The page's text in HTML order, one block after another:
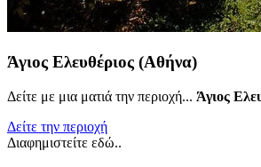
Άγιος Ελευθέριος (Αθήνα)
Δείτε με μια ματιά την περιοχή... Άγιος
Δείτε την περιοχή
Διαφημιστείτε εδώ..